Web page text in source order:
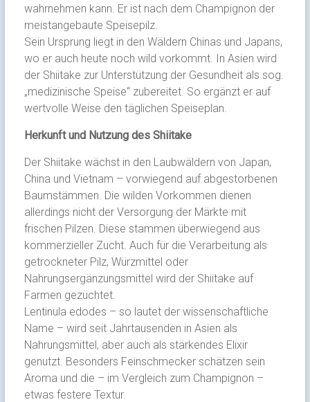
wahrnehmen kann. Er ist nach dem Champignon der
meistangebaute Speisepilz.
Sein Ursprung liegt in den Wäldern Chinas und Japans,
wo er auch heute noch wild vorkommt. In Asien wird
der Shiitake zur Unterstützung der Gesundheit als sog.
„medizinische Speise“ zubereitet. So ergänzt er auf
wertvolle Weise den täglichen Speiseplan.
Herkunft und Nutzung des Shiitake
Der Shiitake wächst in den Laubwäldern von Japan,
China und Vietnam – vorwiegend auf abgestorbenen
Baumstämmen. Die wilden Vorkommen dienen
allerdings nicht der Versorgung der Märkte mit
frischen Pilzen. Diese stammen überwiegend aus
kommerzieller Zucht. Auch für die Verarbeitung als
getrockneter Pilz, Würzmittel oder
Nahrungsergänzungsmittel wird der Shiitake auf
Farmen gezüchtet.
Lentinula edodes – so lautet der wissenschaftliche
Name – wird seit Jahrtausenden in Asien als
Nahrungsmittel, aber auch als stärkendes Elixir
genutzt. Besonders Feinschmecker schätzen sein
Aroma und die – im Vergleich zum Champignon –
etwas festere Textur.